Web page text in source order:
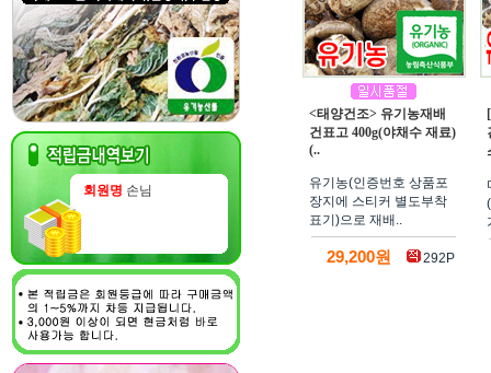
회원명 손님
<태양건조> 유기농재배
건표고 400g(야채수 재료)
(..
유기농(인증번호 상품포
장지에 스티커 별도부착
표기)으로 재배..
29,200원 292P